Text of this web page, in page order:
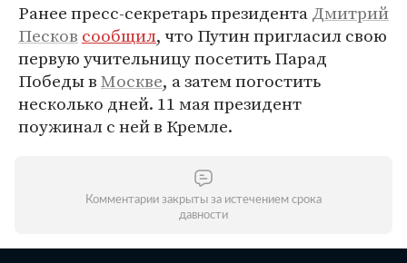
Ранее пресс-секретарь президентаДмитрий
Песков сообщил, что Путин пригласил свою
первую учительницу посетить Парад
Победы вМоскве, а затем погостить
несколько дней. 11 мая президент
поужинал с ней в Кремле.
Комментарии закрыты за истечением срока
давности